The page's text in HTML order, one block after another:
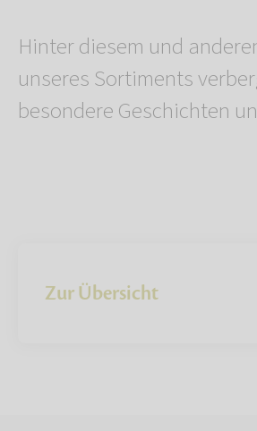
Hinter diesem und
unseres Sortiments
besondere Geschichten
Zur Übersicht